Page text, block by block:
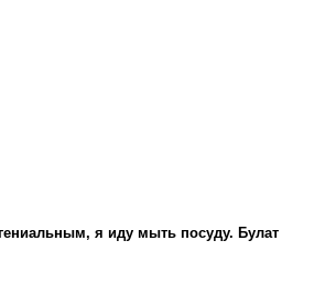
я иду мыть посуду. Булат